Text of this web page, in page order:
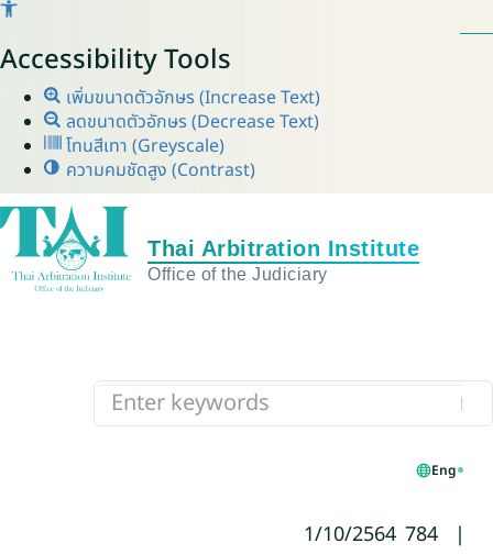
Accessibility Tools
เพิ่มขนาดตัวอักษร (Increase Text)
ลดขนาดตัวอักษร (Decrease Text)
โทนสีเทา (Greyscale)
ความคมชัดสูง (Contrast)
Eng
1/10/2564 784 |